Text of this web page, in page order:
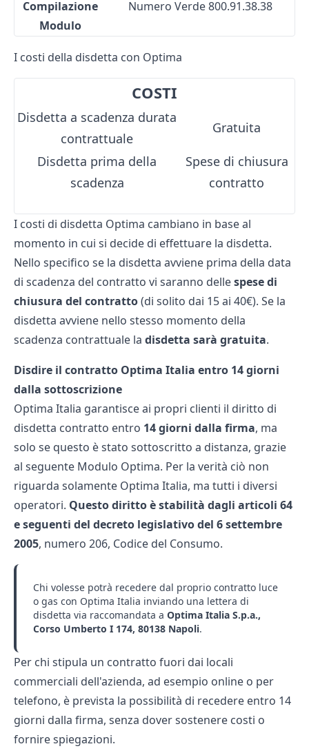
Compilazione
Modulo
Numero Verde 800.91.38.38
I costi della disdetta con Optima
COSTI
Disdetta a scadenza durata
contrattuale
Gratuita
Disdetta prima della
scadenza
Spese di chiusura
contratto
I costi di disdetta Optima cambiano in base al
momento in cui si decide di effettuare la disdetta.
Nello specifico se la disdetta avviene prima della data
di scadenza del contratto vi saranno dellespese di
chiusura del contratto(di solito dai 15 ai 40€). Se la
disdetta avviene nello stesso momento della
scadenza contrattuale la disdetta sarà gratuita.
Disdire il contratto Optima Italia entro 14 giorni
dalla sottoscrizione
Optima Italia garantisce ai propri clienti il diritto di
disdetta contratto entro 14 giorni dalla firma, ma
solo se questo è stato sottoscritto a distanza, grazie
al seguente Modulo Optima. Per la verità ciò non
riguarda solamente Optima Italia, ma tutti i diversi
operatori. Questo diritto è stabilità dagli articoli 64
e seguenti del decreto legislativo del 6 settembre
2005, numero 206, Codice del Consumo.
Chi volesse potrà recedere dal proprio contratto luce
o gas con Optima Italia inviando una lettera di
disdetta via raccomandata a Optima Italia S.p.a.,
Corso Umberto I 174, 80138 Napoli.
Per chi stipula un contratto fuori dai locali
commerciali dell'azienda, ad esempio online o per
telefono, è prevista la possibilità di recedere entro 14
giorni dalla firma, senza dover sostenere costi o
fornire spiegazioni.